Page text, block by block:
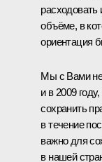
объёме, в
ориентация
Мы с Вами
и в 2009
сохранить
в течение
важно для
в нашей